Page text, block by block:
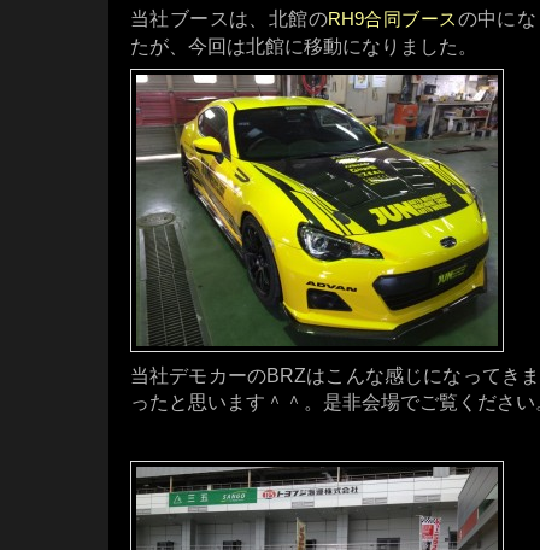
当社ブースは、北館のRH9合同ブースの中に
たが、今回は北館に移動になりました。
当社デモカーのBRZはこんな感じになってき
ったと思います＾＾。是非会場でご覧ください